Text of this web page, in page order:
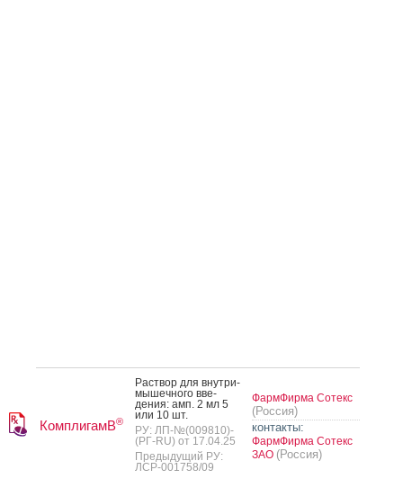
КомплигамВ®
Рас­твор для внут­ри­
мышеч­но­го вве­
дения: амп. 2 мл 5
или 10 шт.
РУ: ЛП-№(009810)-
(РГ-RU) от 17.04.25
Предыдущий РУ:
ЛСР-001758/09
ФармФирма Сотекс
(Россия)
контакты:
ФармФирма Сотекс
ЗАО (Россия)